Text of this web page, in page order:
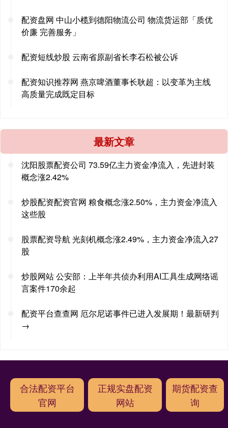
配资盘网 中山小榄到德阳物流公司 物流货运部「质优
价廉 完善服务」
配资短线炒股 云南省原副省长李石松被公诉
配资知识推荐网 燕京啤酒董事长耿超：以变革为主线
高质量完成既定目标
最新文章
沈阳股票配资公司 73.59亿主力资金净流入，先进封装
概念涨2.42%
炒股配资配资官网 粮食概念涨2.50%，主力资金净流入
这些股
股票配资导航 光刻机概念涨2.49%，主力资金净流入27
股
炒股网站 公安部：上半年共侦办利用AI工具生成网络谣
言案件170余起
配资平台查查网 厄尔尼诺事件已进入发展期！最新研判
→
合法配资平台
官网
正规实盘配资
网站
期货配资查
询